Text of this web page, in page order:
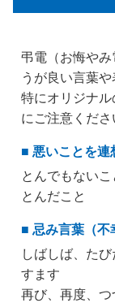
弔電（お悔や
うが良い言葉や
特にオリジナ
にご注意くださ
■ 悪いことを連
とんでもないこ
とんだこと
■ 忌み言葉（不
しばしば、た
すます
再び、再度、